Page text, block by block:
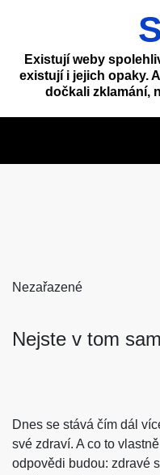
Existují weby
existují i jejich opaky.
dočkali zklamání,
Nezařazené
Nejste v tom
Dnes se stává čím dál
své zdraví. A co to
odpovědi budou: zdravé